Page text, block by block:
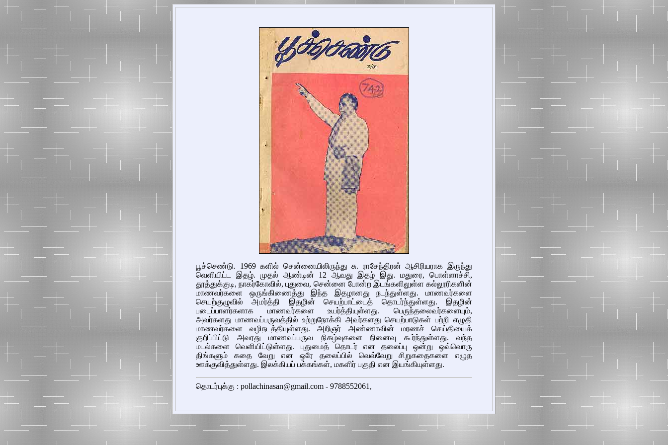
பூச்செண்டு. 1969 களில் சென்னையிலிருந்து சு. ராசேந்திரன் ஆசிரியராக இருந்து
வெளியிட்ட இதழ். முதல் ஆண்டின் 12 ஆவது இதழ் இது. மதுரை, பொள்ளாச்சி,
தூத்துக்குடி, நாகர்கோவில், புதுவை, சென்னை போன்ற இடங்களிலுள்ள கல்லூரிகளின்
மாணவர்களை ஒருங்கிணைத்து இந்த இதழானது நடந்துள்ளது. மாணவர்களை
செயற்குழுவில் அமர்த்தி இதழின் செயற்பாட்டைத் தொடர்ந்துள்ளது. இதழின்
படைப்பாளர்களாக மாணவர்களை உயர்த்தியுள்ளது. பெருந்தலைவர்களையும்,
அவர்களது மாணவப்பருவத்தில் உற்றுநோக்கி அவர்களது செயற்பாடுகள் பற்றி எழுதி
மாணவர்களை வழிநடத்தியுள்ளது. அறிஞர் அண்ணாவின் மரணச் செய்தியைக்
குறிப்பிட்டு அவரது மாணவப்பருவ நிகழ்வுகளை நினைவு கூர்ந்துள்ளது. வந்த
மடல்களை வெளியிட்டுள்ளது. புதுமைத் தொடர் என தலைப்பு ஒன்று ஒவ்வொரு
திங்களும் கதை வேறு என ஒரே தலைப்பில் வெவ்வேறு சிறுகதைகளை எழுத
ஊக்குவித்துள்ளது. இலக்கியப் பக்கங்கள், மகளிர் பகுதி என இயங்கியுள்ளது.
தொடர்புக்கு : pollachinasan@gmail.com - 9788552061,